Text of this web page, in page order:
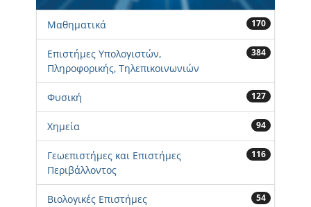
Μαθηματικά 170
Επιστήμες Υπολογιστών,
Πληροφορικής, Τηλεπικοινωνιών
384
Φυσική 127
Χημεία 94
Γεωεπιστήμες και Επιστήμες
Περιβάλλοντος
116
Βιολογικές Επιστήμες 54